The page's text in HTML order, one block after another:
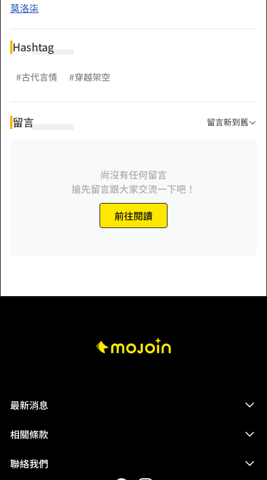
兩天。」
莫洛柒
Hashtag
#古代言情 #穿越架空
留言 留言新到舊
尚沒有任何留言
搶先留言跟大家交流一下吧！
前往閱讀
最新消息
相關條款
聯絡我們